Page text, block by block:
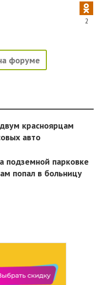
2
форуме
красноярцам
авто
подземной парковке
попал в больницу